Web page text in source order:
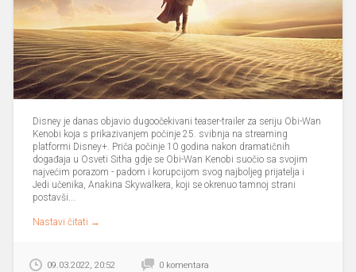
Disney je danas objavio dugoočekivani teaser-trailer za seriju Obi-Wan
Kenobi koja s prikazivanjem počinje 25. svibnja na streaming
platformi Disney+. Priča počinje 10 godina nakon dramatičnih
događaja u Osveti Sitha gdje se Obi-Wan Kenobi suočio sa svojim
najvećim porazom - padom i korupcijom svog najboljeg prijatelja i
Jedi učenika, Anakina Skywalkera, koji se okrenuo tamnoj strani
postavši...
Nastavi čitati →
09.03.2022, 20:52 0 komentara